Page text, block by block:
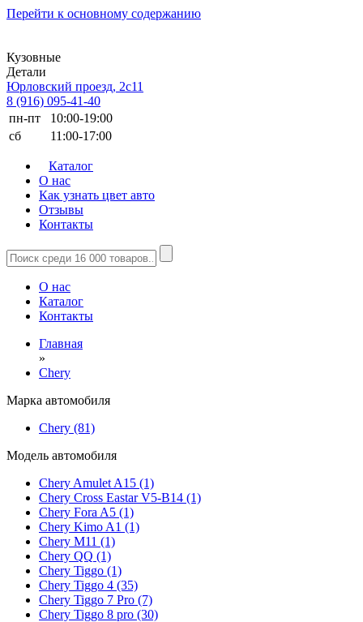
Перейти к основному содержанию
Кузовные
Детали
Юрловский проезд, 2с11
8 (916) 095-41-40
пн-пт
10:00-19:00
сб
11:00-17:00
Каталог
О нас
Как узнать цвет авто
Отзывы
Контакты
О нас
Каталог
Контакты
Главная
»
Chery
Марка автомобиля
Chery (81)
Модель автомобиля
Chery Amulet A15 (1)
Chery Cross Eastar V5-B14 (1)
Chery Fora A5 (1)
Chery Kimo A1 (1)
Chery M11 (1)
Chery QQ (1)
Chery Tiggo (1)
Chery Tiggo 4 (35)
Chery Tiggo 7 Pro (7)
Chery Tiggo 8 pro (30)